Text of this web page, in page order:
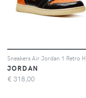
JORDAN
€ 318,00